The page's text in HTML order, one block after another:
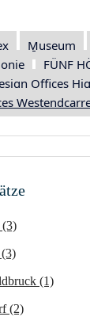
Museum
FÜNF
Offices
(3)
(1)
(2)